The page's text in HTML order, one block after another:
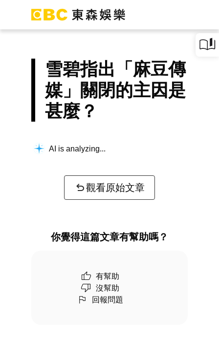
雪碧指出「麻豆傳
媒」關閉的主因是
甚麼？
AI is analyzing...
觀看原始文章
你覺得這篇文章有幫助嗎？
有幫助
沒幫助
回報問題